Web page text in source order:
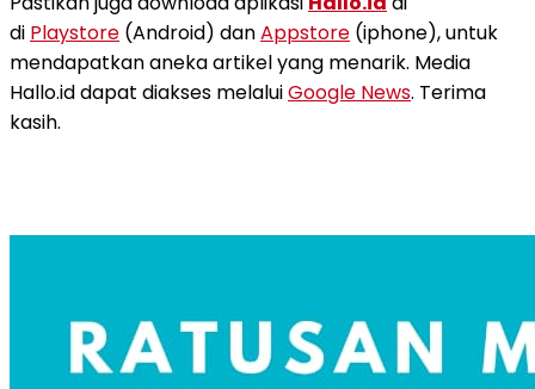
di Playstore (Android) danAppstore (iphone), untuk
mendapatkan aneka artikel yang menarik. Media
Hallo.id dapat diakses melaluiGoogle News. Terima
kasih.